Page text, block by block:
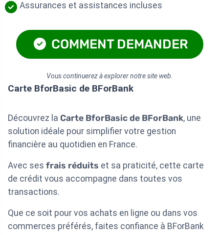
Assurances et assistances incluses
COMMENT DEMANDER
Vous continuerez à explorer notre site web.
Carte BforBasic de BForBank
Découvrez la Carte BforBasic de BForBank, une
solution idéale pour simplifier votre gestion
financière au quotidien en France.
Avec ses frais réduits et sa praticité, cette carte
de crédit vous accompagne dans toutes vos
transactions.
Que ce soit pour vos achats en ligne ou dans vos
commerces préférés, faites confiance à BForBank